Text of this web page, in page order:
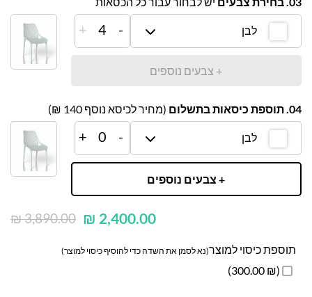
לבן -
4
+
+ צבעים נוספים
04. תוספת כיסאות בתשלום (מחיר לכיסא נוסף 140
₪)
לבן -
0
+
+ צבעים נוספים
₪3,890.00 ₪ 2,400.00
תוספת כיסוי למוצר(נא לסמן את השדה כדי להוסיף כיסוי למוצר)
(₪ 300.00)